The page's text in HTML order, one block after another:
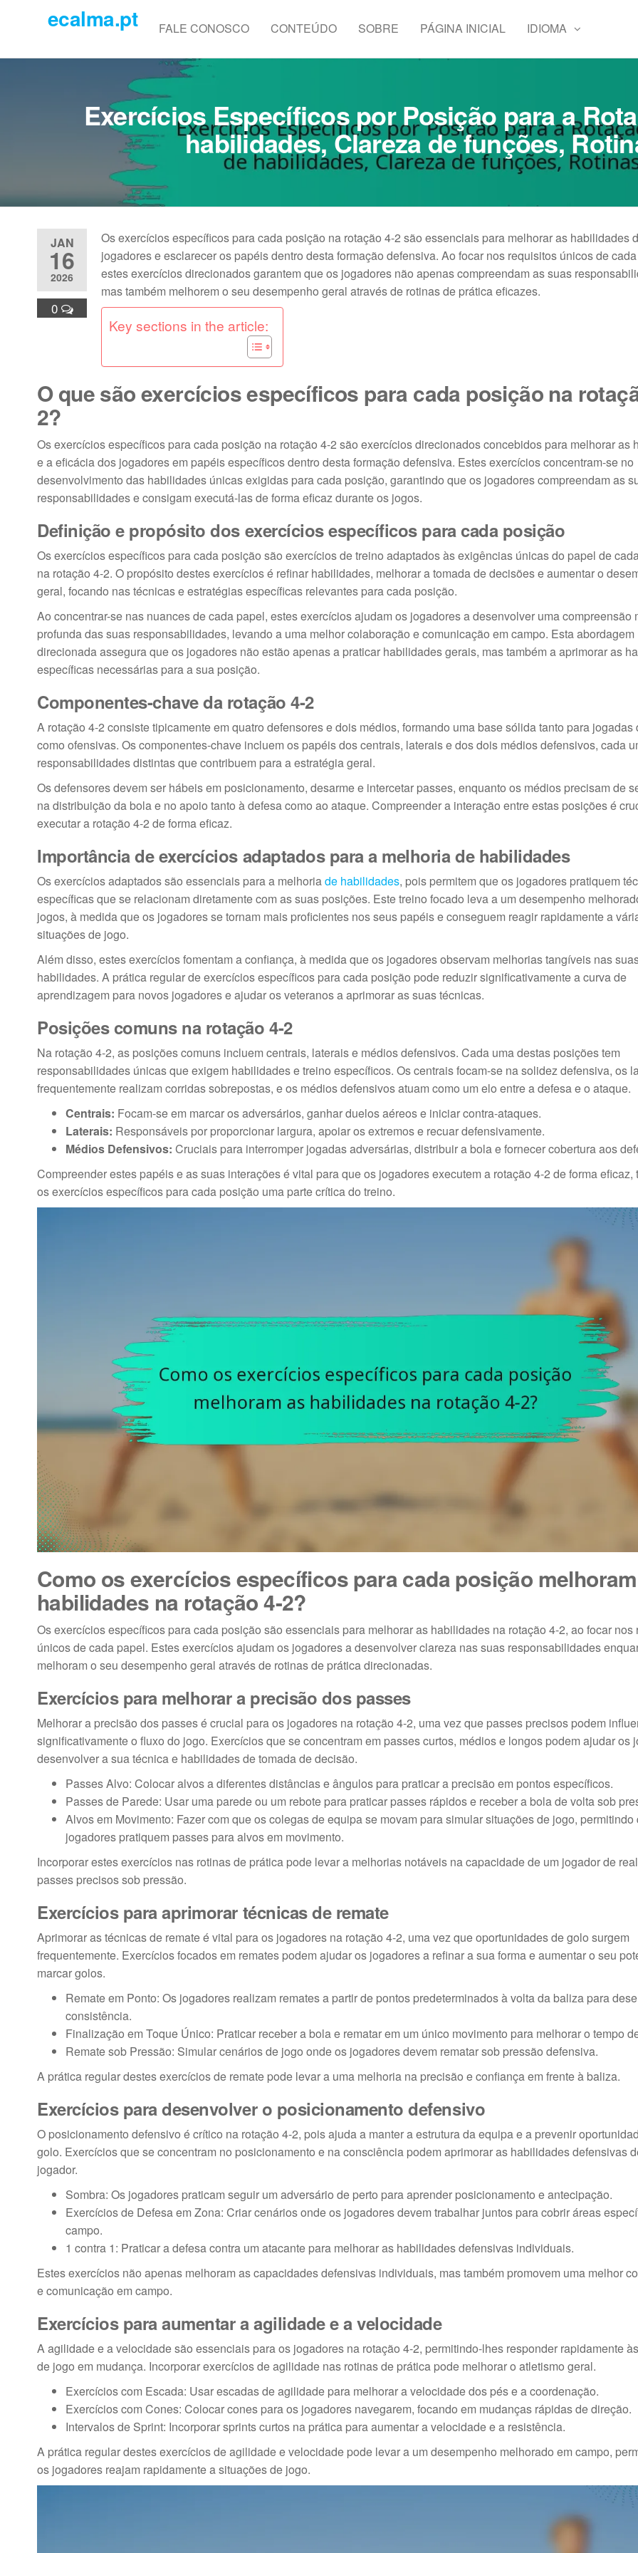
content
ecalma.pt FALE CONOSCO CONTEÚDO SOBRE PÁGINA INICIAL IDIOMA
Exercícios Específicos por Posição para a
habilidades, Clareza de funções,
JAN
16
2026
0
Os exercícios específicos para cada posição na rotação 4-2 são essenciais para melhorar as habilidades
jogadores e esclarecer os papéis dentro desta formação defensiva. Ao focar nos requisitos únicos de
estes exercícios direcionados garantem que os jogadores não apenas compreendam as suas
mas também melhorem o seu desempenho geral através de rotinas de prática eficazes.
Key sections in the article:
O que são exercícios específicos para cada posição na
2?
Os exercícios específicos para cada posição na rotação 4-2 são exercícios direcionados concebidos para melhorar as
e a eficácia dos jogadores em papéis específicos dentro desta formação defensiva. Estes exercícios concentram-se no
desenvolvimento das habilidades únicas exigidas para cada posição, garantindo que os jogadores compreendam as
responsabilidades e consigam executá-las de forma eficaz durante os jogos.
Definição e propósito dos exercícios específicos para cada posição
Os exercícios específicos para cada posição são exercícios de treino adaptados às exigências únicas do papel de
na rotação 4-2. O propósito destes exercícios é refinar habilidades, melhorar a tomada de decisões e aumentar o
geral, focando nas técnicas e estratégias específicas relevantes para cada posição.
Ao concentrar-se nas nuances de cada papel, estes exercícios ajudam os jogadores a desenvolver uma compreensão
profunda das suas responsabilidades, levando a uma melhor colaboração e comunicação em campo. Esta abordagem
direcionada assegura que os jogadores não estão apenas a praticar habilidades gerais, mas também a aprimorar as
específicas necessárias para a sua posição.
Componentes-chave da rotação 4-2
A rotação 4-2 consiste tipicamente em quatro defensores e dois médios, formando uma base sólida tanto para jogadas
como ofensivas. Os componentes-chave incluem os papéis dos centrais, laterais e dos dois médios defensivos, cada
responsabilidades distintas que contribuem para a estratégia geral.
Os defensores devem ser hábeis em posicionamento, desarme e intercetar passes, enquanto os médios precisam de
na distribuição da bola e no apoio tanto à defesa como ao ataque. Compreender a interação entre estas posições é
executar a rotação 4-2 de forma eficaz.
Importância de exercícios adaptados para a melhoria de habilidades
Os exercícios adaptados são essenciais para a melhoriade habilidades, pois permitem que os jogadores pratiquem
específicas que se relacionam diretamente com as suas posições. Este treino focado leva a um desempenho
jogos, à medida que os jogadores se tornam mais proficientes nos seus papéis e conseguem reagir rapidamente a
situações de jogo.
Além disso, estes exercícios fomentam a confiança, à medida que os jogadores observam melhorias tangíveis nas
habilidades. A prática regular de exercícios específicos para cada posição pode reduzir significativamente a curva de
aprendizagem para novos jogadores e ajudar os veteranos a aprimorar as suas técnicas.
Posições comuns na rotação 4-2
Na rotação 4-2, as posições comuns incluem centrais, laterais e médios defensivos. Cada uma destas posições tem
responsabilidades únicas que exigem habilidades e treino específicos. Os centrais focam-se na solidez defensiva, os
frequentemente realizam corridas sobrepostas, e os médios defensivos atuam como um elo entre a defesa e o ataque.
Centrais: Focam-se em marcar os adversários, ganhar duelos aéreos e iniciar contra-ataques.
Laterais: Responsáveis por proporcionar largura, apoiar os extremos e recuar defensivamente.
Médios Defensivos: Cruciais para interromper jogadas adversárias, distribuir a bola e fornecer cobertura aos
Compreender estes papéis e as suas interações é vital para que os jogadores executem a rotação 4-2 de forma eficaz,
os exercícios específicos para cada posição uma parte crítica do treino.
Como os exercícios específicos para cada posição
habilidades na rotação 4-2?
Os exercícios específicos para cada posição são essenciais para melhorar as habilidades na rotação 4-2, ao focar nos
únicos de cada papel. Estes exercícios ajudam os jogadores a desenvolver clareza nas suas responsabilidades
melhoram o seu desempenho geral através de rotinas de prática direcionadas.
Exercícios para melhorar a precisão dos passes
Melhorar a precisão dos passes é crucial para os jogadores na rotação 4-2, uma vez que passes precisos podem
significativamente o fluxo do jogo. Exercícios que se concentram em passes curtos, médios e longos podem ajudar os
desenvolver a sua técnica e habilidades de tomada de decisão.
Passes Alvo: Colocar alvos a diferentes distâncias e ângulos para praticar a precisão em pontos específicos.
Passes de Parede: Usar uma parede ou um rebote para praticar passes rápidos e receber a bola de volta sob
Alvos em Movimento: Fazer com que os colegas de equipa se movam para simular situações de jogo, permitindo
jogadores pratiquem passes para alvos em movimento.
Incorporar estes exercícios nas rotinas de prática pode levar a melhorias notáveis na capacidade de um jogador de
passes precisos sob pressão.
Exercícios para aprimorar técnicas de remate
Aprimorar as técnicas de remate é vital para os jogadores na rotação 4-2, uma vez que oportunidades de golo surgem
frequentemente. Exercícios focados em remates podem ajudar os jogadores a refinar a sua forma e aumentar o seu
marcar golos.
Remate em Ponto: Os jogadores realizam remates a partir de pontos predeterminados à volta da baliza para
consistência.
Finalização em Toque Único: Praticar receber a bola e rematar em um único movimento para melhorar o tempo
Remate sob Pressão: Simular cenários de jogo onde os jogadores devem rematar sob pressão defensiva.
A prática regular destes exercícios de remate pode levar a uma melhoria na precisão e confiança em frente à baliza.
Exercícios para desenvolver o posicionamento defensivo
O posicionamento defensivo é crítico na rotação 4-2, pois ajuda a manter a estrutura da equipa e a prevenir
golo. Exercícios que se concentram no posicionamento e na consciência podem aprimorar as habilidades defensivas
jogador.
Sombra: Os jogadores praticam seguir um adversário de perto para aprender posicionamento e antecipação.
Exercícios de Defesa em Zona: Criar cenários onde os jogadores devem trabalhar juntos para cobrir áreas
campo.
1 contra 1: Praticar a defesa contra um atacante para melhorar as habilidades defensivas individuais.
Estes exercícios não apenas melhoram as capacidades defensivas individuais, mas também promovem uma melhor
e comunicação em campo.
Exercícios para aumentar a agilidade e a velocidade
A agilidade e a velocidade são essenciais para os jogadores na rotação 4-2, permitindo-lhes responder rapidamente
de jogo em mudança. Incorporar exercícios de agilidade nas rotinas de prática pode melhorar o atletismo geral.
Exercícios com Escada: Usar escadas de agilidade para melhorar a velocidade dos pés e a coordenação.
Exercícios com Cones: Colocar cones para os jogadores navegarem, focando em mudanças rápidas de direção.
Intervalos de Sprint: Incorporar sprints curtos na prática para aumentar a velocidade e a resistência.
A prática regular destes exercícios de agilidade e velocidade pode levar a um desempenho melhorado em campo,
os jogadores reajam rapidamente a situações de jogo.